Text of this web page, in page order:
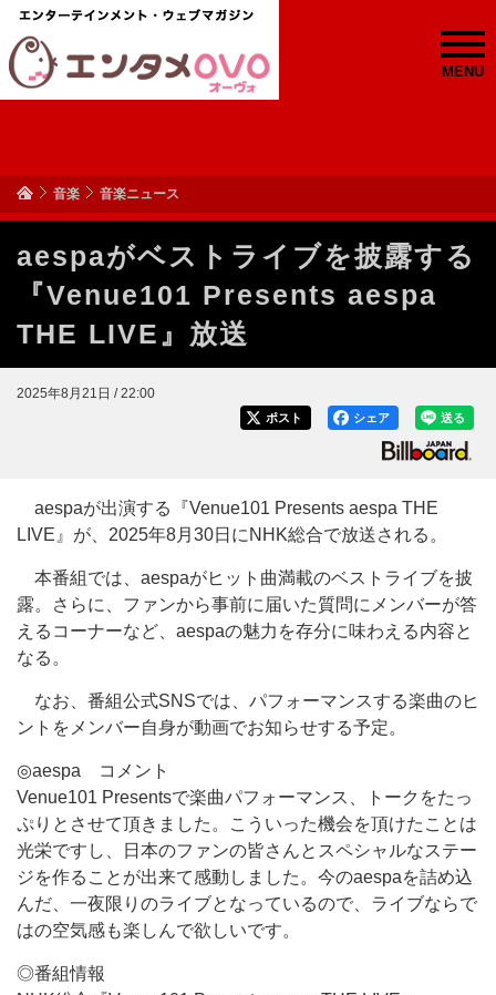
MENU
音楽 音楽ニュース
aespaがベストライブを披露する
『Venue101 Presents aespa
THE LIVE』放送
2025年8月21日 / 22:00
送る
シェア
ポスト
aespaが出演する『Venue101 Presents aespa THE
LIVE』が、2025年8月30日にNHK総合で放送される。
本番組では、aespaがヒット曲満載のベストライブを披
露。さらに、ファンから事前に届いた質問にメンバーが答
えるコーナーなど、aespaの魅力を存分に味わえる内容と
なる。
なお、番組公式SNSでは、パフォーマンスする楽曲のヒ
ントをメンバー自身が動画でお知らせする予定。
◎aespa コメント
Venue101 Presentsで楽曲パフォーマンス、トークをたっ
ぷりとさせて頂きました。こういった機会を頂けたことは
光栄ですし、日本のファンの皆さんとスペシャルなステー
ジを作ることが出来て感動しました。今のaespaを詰め込
んだ、一夜限りのライブとなっているので、ライブならで
はの空気感も楽しんで欲しいです。
◎番組情報